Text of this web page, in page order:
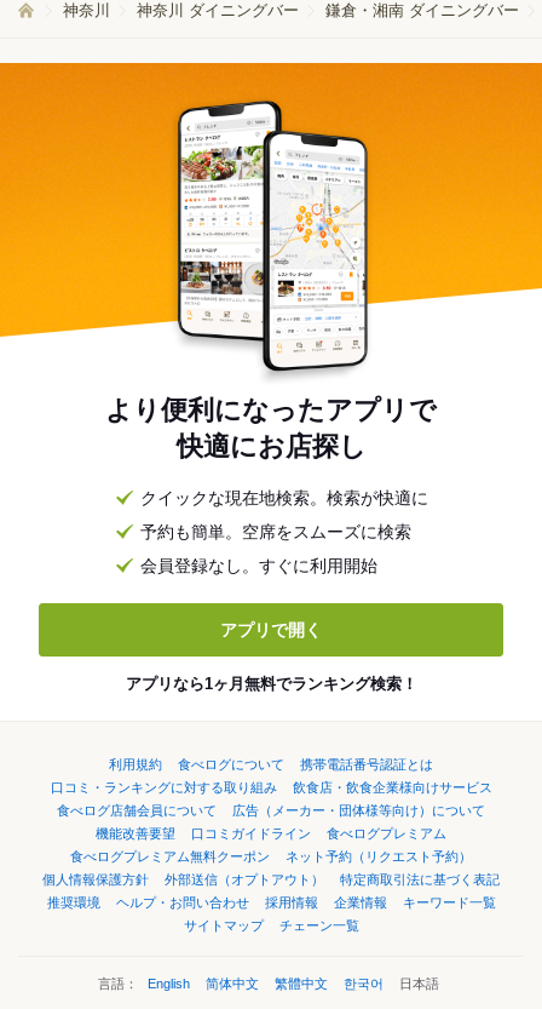
神奈川 神奈川 ダイニングバー 鎌倉・湘南 ダイニングバー
より便利になったアプリで
快適にお店探し
クイックな現在地検索。検索が快適に
予約も簡単。空席をスムーズに検索
会員登録なし。すぐに利用開始
アプリで開く
アプリなら1ヶ月無料でランキング検索！
利用規約 食べログについて
携帯電話番号認証とは
口コミ・ランキングに対する取り組み
飲食店・飲食企業様向けサービス
食べログ店舗会員について
広告（メーカー・団体様等向け）について
機能改善要望
口コミガイドライン
食べログプレミアム
食べログプレミアム無料クーポン
ネット予約（リクエスト予約）
個人情報保護方針
外部送信（オプトアウト）
特定商取引法に基づく表記
推奨環境
ヘルプ・お問い合わせ 採用情報 企業情報
キーワード一覧
サイトマップ
チェーン一覧
言語： English 简体中文 繁體中文 한국어 日本語